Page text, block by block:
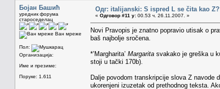
Бојан Башић
уредник форума
староседелац
Ван мреже
Пол:
Организација:
Име и презиме:
Поруке: 1.611
Одг: italijanski: S ispred L se čita kao
« Одговор #11 у: 00.53 ч. 26.11.2007. »
Novi Pravopis je znatno popravio utisak o
baš najbolje sročena.
*’Margharita’ Margarita svakako je greška u
stoji u tački 170b).
Dalje povodom transkripcije slova Z navode
ukorenjeni izuzetak od prethodnog teksta.